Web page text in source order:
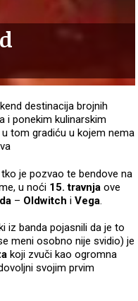
destinacija brojnih
i ponekim kulinarskim
tom gradiću u kojem nema
je pozvao te bendove na
u noći 15. travnja ove
– Oldwitch i Vega.
iz banda pojasnili da je to
meni osobno nije svidio) je
koji zvuči kao ogromna
svojim prvim